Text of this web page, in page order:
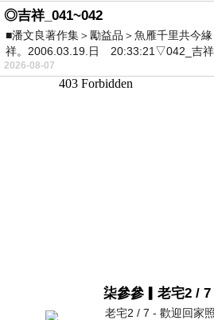
◎吉祥_041~042
■潘文良著作集＞勵益品＞魚雁千里共今
祥。2006.03.19.日 20:33:21▽042_吉
2026-08-07
柒參參▎老宅2 / 7
老宅2 / 7 - 歡迎回家